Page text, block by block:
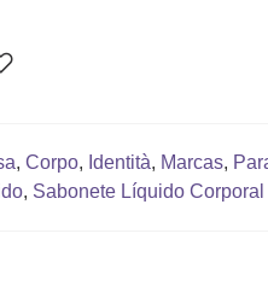
, Corpo, Identità, Marcas,
, Sabonete Líquido Corporal